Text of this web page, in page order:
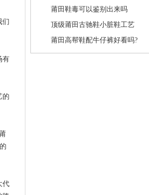
们
有
的
代
莆田鞋毒可以鉴别出来吗
顶级莆田古驰鞋小脏鞋工艺
莆田高帮鞋配牛仔裤好看吗?